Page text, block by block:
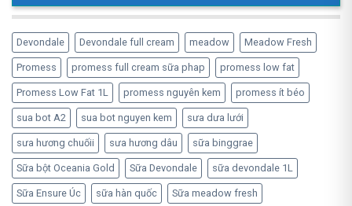
Devondale Devondale full cream meadow Meadow Fresh
Promess promess full cream sữa phap promess low fat
Promess Low Fat 1L promess nguyên kem promess ít béo
sua bot A2 sua bot nguyen kem sưa dưa lưới
sưa hương chuốii sưa hương dâu sữa binggrae
Sữa bột Oceania Gold Sữa Devondale sữa devondale 1L
Sữa Ensure Úc sữa hàn quốc Sữa meadow fresh